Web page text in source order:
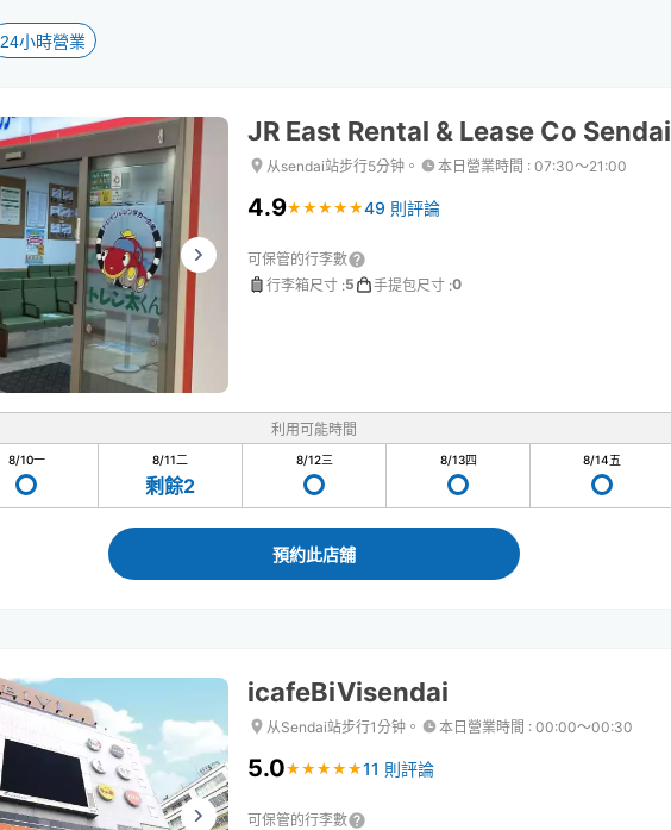
changing
dates.
changing
dates.
24小時營業
JR East Rental & Lease Co Sendai
从sendai站步行5分钟。 本日營業時間 : 07:30〜21:00
4.9★ ★ ★ ★ ★
★ ★ ★ ★ ★49 則評論
可保管的行李數
行李箱尺寸 :5 手提包尺寸 :0
利用可能時間
8/10一 8/11二
剩餘2
8/12三 8/13四 8/14五
預約此店舖
icafeBiVisendai
从Sendai站步行1分钟。 本日營業時間 : 00:00〜00:30
5.0★ ★ ★ ★ ★
★ ★ ★ ★ ★11 則評論
可保管的行李數